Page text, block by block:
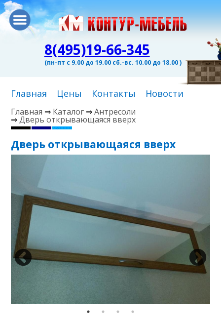
8(495)19-66-345
(пн-пт с 9.00 до 19.00 сб.-вс. 10.00 до 18.00 )
Главная Цены Контакты Новости
Главная ⇒ Каталог ⇒ Антресоли
⇒Дверь открывающаяся вверх
Дверь открывающаяся вверх